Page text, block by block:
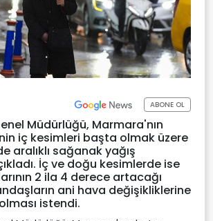
ABONE OL
Müdürlüğü, Marmara'nın
iç kesimleri başta olmak üzere
aralıklı sağanak yağış
İç ve doğu kesimlerde ise
2 ila 4 derece artacağı
ani hava değişikliklerine
istendi.